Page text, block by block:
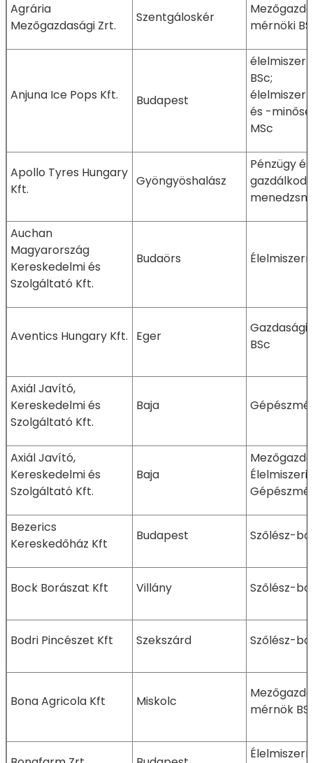
Agrária
Mezőgazdasági Zrt.
Szentgáloskér
mérnöki
Anjuna Ice Pops Kft. Budapest
BSc;
és -
MSc
Apollo Tyres Hungary
Kft.
Gyöngyöshalász
Pénzügy
Auchan
Magyarország
Kereskedelmi és
Szolgáltató Kft.
Budaörs
Aventics Hungary Kft. Eger
BSc
Axiál Javító,
Kereskedelmi és
Szolgáltató Kft.
Baja
Axiál Javító,
Kereskedelmi és
Szolgáltató Kft.
Baja
Bezerics
Kereskedőház Kft
Budapest Szőlész-
Bock Borászat Kft Villány Szőlész-
Bodri Pincészet Kft Szekszárd Szőlész-
Bona Agricola Kft Miskolc
mérnök